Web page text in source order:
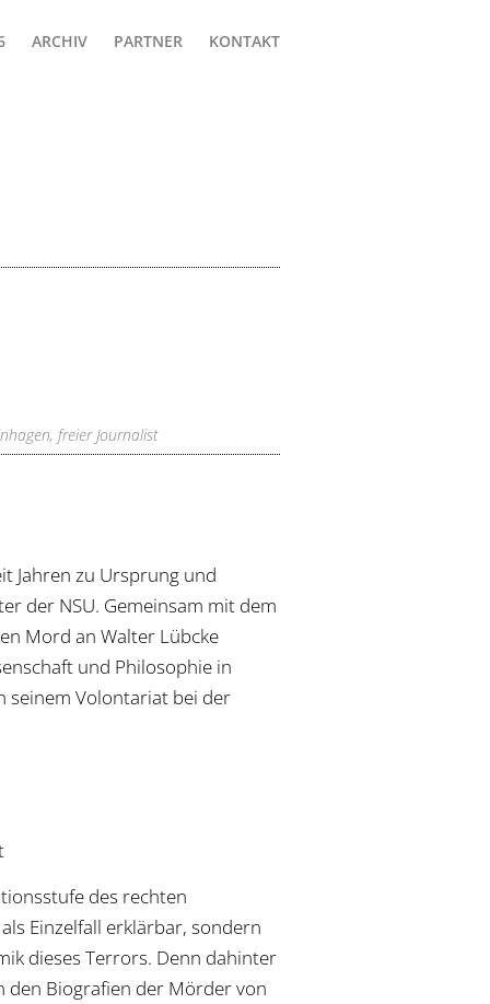
ARCHIV PARTNER KONTAKT
freier Journalist
Jahren zu Ursprung und
der NSU. Gemeinsam mit dem
Mord an Walter Lübcke
und Philosophie in
seinem Volontariat bei der
des rechten
Einzelfall erklärbar, sondern
dieses Terrors. Denn dahinter
den Biografien der Mörder von